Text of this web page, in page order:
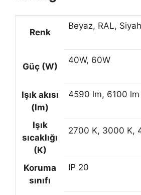
Renk
Beyaz, RAL, Siyah
Güç (W)
40W, 60W
Işık akısı
(lm)
4590 lm, 6100 lm
Işık
sıcaklığı
(K)
2700 K, 3000 K,
Koruma
sınıfı
IP 20